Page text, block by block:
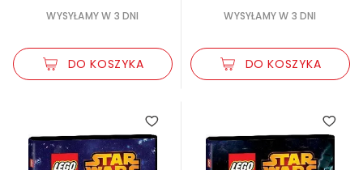
WYSYŁAMY W 3 DNI
DO KOSZYKA
WYSYŁAMY W 3 DNI
DO KOSZYKA